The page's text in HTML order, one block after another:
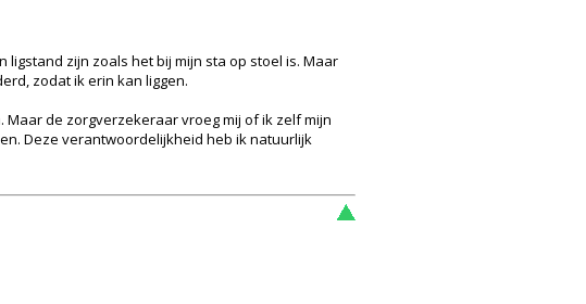
zijn zoals het bij mijn sta op stoel is. Maar
zodat ik erin kan liggen.
de zorgverzekeraar vroeg mij of ik zelf mijn
Deze verantwoordelijkheid heb ik natuurlijk